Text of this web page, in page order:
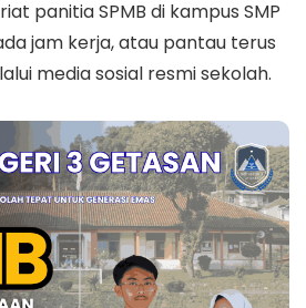
panitia SPMB di kampus SMP
jam kerja, atau pantau terus
media sosial resmi sekolah.